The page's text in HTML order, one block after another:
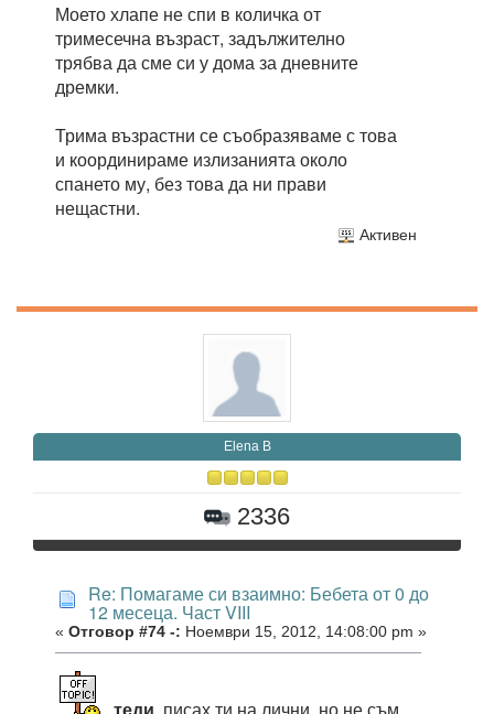
Моето хлапе не спи в количка от
тримесечна възраст, задължително
трябва да сме си у дома за дневните
дремки.
Трима възрастни се съобразяваме с това
и координираме излизанията около
спането му, без това да ни прави
нещастни.
Активен
Elena B
2336
Re: Помагаме си взаимно: Бебета от 0 до
12 месеца. Част VIII
« Отговор #74 -: Ноември 15, 2012, 14:08:00 pm »